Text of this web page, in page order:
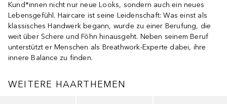
Kund*innen nicht nur neue Looks, sondern auch ein neues
Lebensgefühl. Haircare ist seine Leidenschaft: Was einst als
klassisches Handwerk begann, wurde zu einer Berufung, die
weit über Schere und Föhn hinausgeht. Neben seinem Beruf
unterstützt er Menschen als Breathwork-Experte dabei, ihre
innere Balance zu finden.
WEITERE HAARTHEMEN